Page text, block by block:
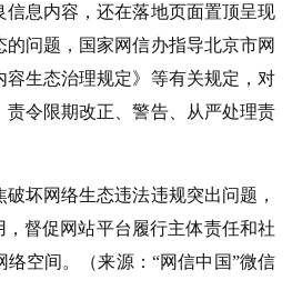
信息内容，还在落地页面置顶呈现
问题，国家网信办指导北京市网
容生态治理规定》等有关规定，对
责令限期改正、警告、从严处理责
网络生态违法违规突出问题，
，督促网站平台履行主体责任和社
空间。（来源：“网信中国”微信